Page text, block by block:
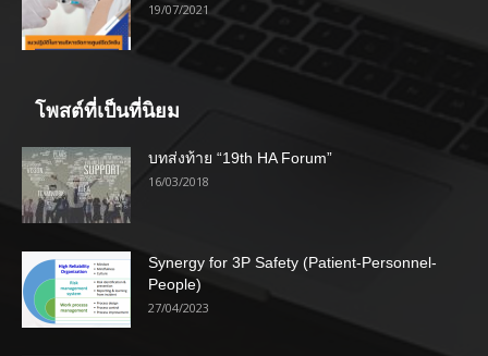
19/07/2021
โพสต์ที่เป็นที่นิยม
บทส่งท้าย “19th HA Forum”
16/03/2018
Synergy for 3P Safety (Patient-Personnel-
People)
27/04/2023